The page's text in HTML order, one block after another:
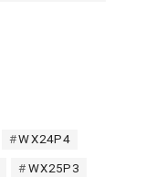
WX24P4
WX25P3